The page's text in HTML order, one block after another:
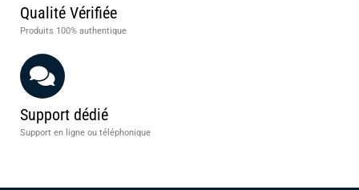
Qualité Vérifiée
Produits 100% authentique
Support dédié
Support en ligne ou téléphonique